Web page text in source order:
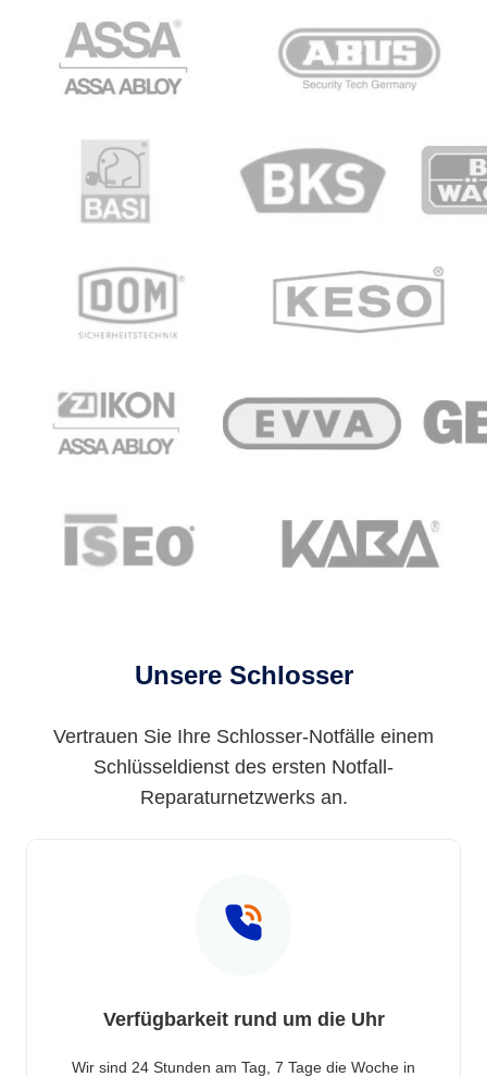
Unsere Schlosser
Vertrauen Sie Ihre Schlosser-Notfälle einem
Schlüsseldienst des ersten Notfall-
Reparaturnetzwerks an.
Verfügbarkeit rund um die Uhr
Wir sind 24 Stunden am Tag, 7 Tage die Woche in